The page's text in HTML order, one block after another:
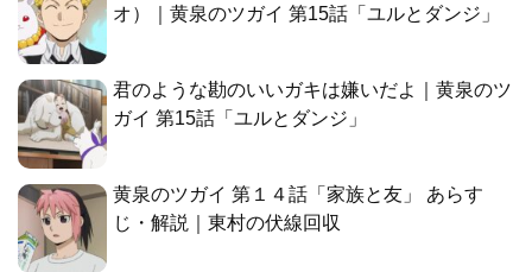
オ）｜黄泉のツガイ 第15話「ユルとダンジ」
君のような勘のいいガキは嫌いだよ｜黄泉のツ
ガイ 第15話「ユルとダンジ」
黄泉のツガイ 第１４話「家族と友」 あらす
じ・解説｜東村の伏線回収